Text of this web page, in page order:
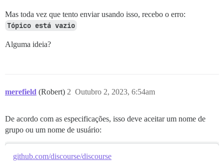
Mas toda vez que tento enviar usando isso, recebo o erro:
Tópico está vazio
Alguma ideia?
merefield (Robert) Outubro 2, 2023, 6:54am
2
De acordo com as especificações, isso deve aceitar um nome de
grupo ou um nome de usuário:
github.com/discourse/discourse